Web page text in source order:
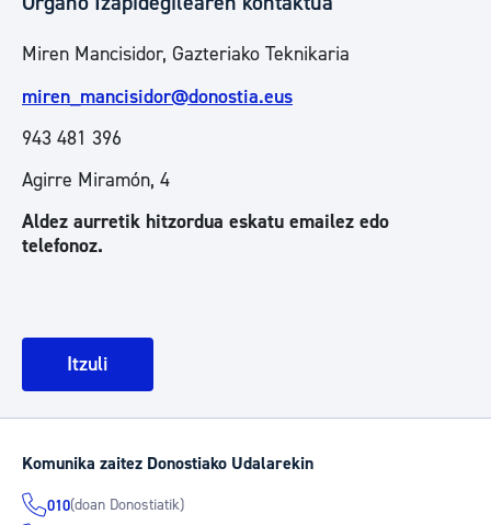
Miren Mancisidor, Gazteriako Teknikaria
miren_mancisidor@donostia.eus
943 481 396
Agirre Miramón, 4
Aldez aurretik hitzordua eskatu emailez edo
telefonoz.
Itzuli
Komunika zaitez Donostiako Udalarekin
010(doan Donostiatik)